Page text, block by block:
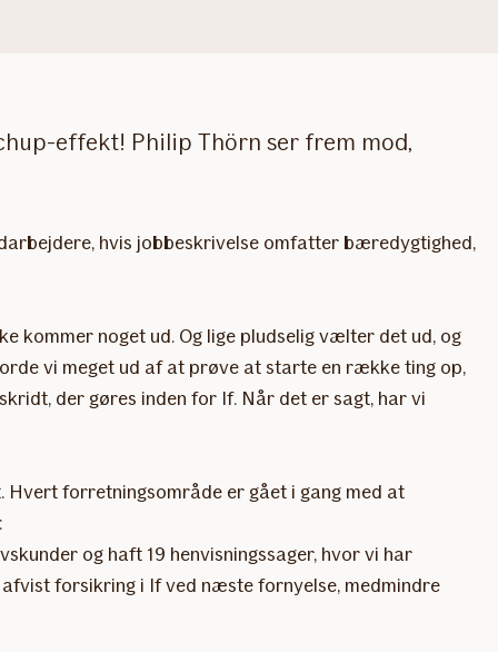
effekt! Philip Thörn ser frem mod,
hvis jobbeskrivelse omfatter bæredygtighed,
kommer noget ud. Og lige pludselig vælter det ud, og
vi meget ud af at prøve at starte en række ting op,
der gøres inden for If. Når det er sagt, har vi
forretningsområde er gået i gang med at
og haft 19 henvisningssager, hvor vi har
forsikring i If ved næste fornyelse, medmindre